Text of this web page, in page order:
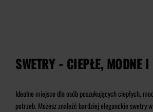
SWETRY - CIEPŁE, MODNE I
Idealne miejsce dla osób poszukujących ciepłych,
potrzeb. Możesz znaleźć bardziej eleganckie swetry